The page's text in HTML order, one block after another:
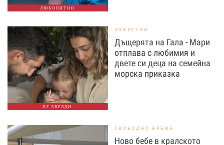
ЛЮБОПИТНО
БГ ЗВЕЗДИ
ИЗВЕСТНИ
Дъщерята на Гала - Мари
отплава с любимия и
двете си деца на семейна
морска приказка
СВОБОДНО ВРЕМЕ
Ново бебе в кралското